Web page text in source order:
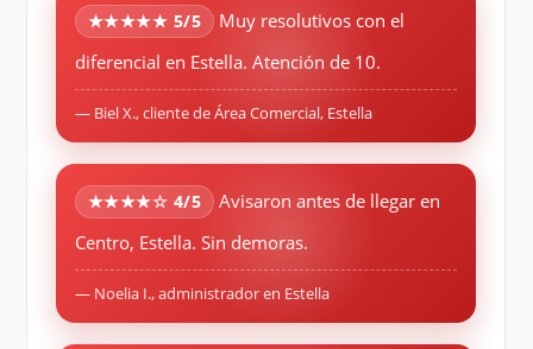
★★★★★ 5/5
Muy resolutivos con el
diferencial en Estella. Atención de 10.
— Biel X., cliente de Área Comercial, Estella
★★★★☆ 4/5
Avisaron antes de llegar en
Centro, Estella. Sin demoras.
— Noelia I., administrador en Estella